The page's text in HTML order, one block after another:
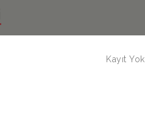
Kayıt Yok